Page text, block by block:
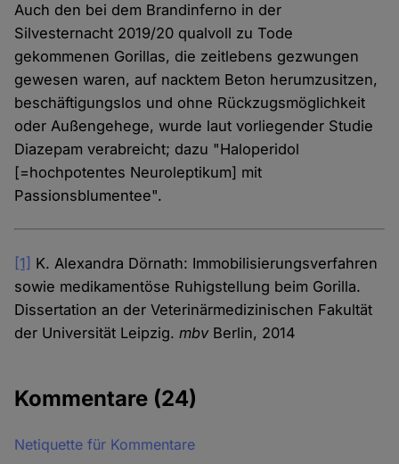
Auch den bei dem Brandinferno in der
Silvesternacht 2019/20 qualvoll zu Tode
gekommenen Gorillas, die zeitlebens gezwungen
gewesen waren, auf nacktem Beton herumzusitzen,
beschäftigungslos und ohne Rückzugsmöglichkeit
oder Außengehege, wurde laut vorliegender Studie
Diazepam verabreicht; dazu "Haloperidol
[=hochpotentes Neuroleptikum] mit
Passionsblumentee".
[1] K. Alexandra Dörnath: Immobilisierungsverfahren
sowie medikamentöse Ruhigstellung beim Gorilla.
Dissertation an der Veterinärmedizinischen Fakultät
der Universität Leipzig.mbvBerlin, 2014
Kommentare (24)
Netiquette für Kommentare